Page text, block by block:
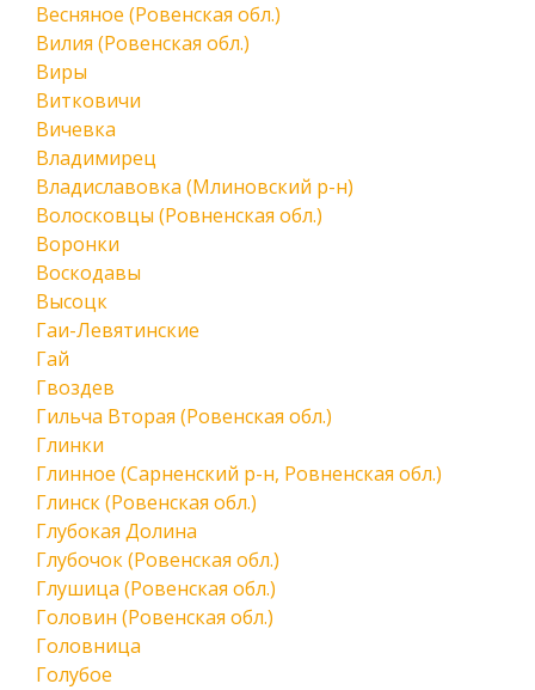
Весняное (Ровенская обл.)
Вилия (Ровенская обл.)
Виры
Витковичи
Вичевка
Владимирец
Владиславовка (Млиновский р-н)
Волосковцы (Ровненская обл.)
Воронки
Воскодавы
Высоцк
Гаи-Левятинские
Гай
Гвоздев
Гильча Вторая (Ровенская обл.)
Глинки
Глинное (Сарненский р-н, Ровненская обл.)
Глинск (Ровенская обл.)
Глубокая Долина
Глубочок (Ровенская обл.)
Глушица (Ровенская обл.)
Головин (Ровенская обл.)
Головница
Голубое